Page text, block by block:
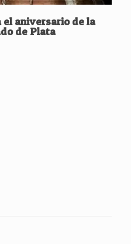
el aniversario de la
de Plata